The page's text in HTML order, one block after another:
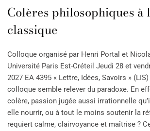
Colères philosophiques à
classique
Colloque organisé par Henri Portal et
Université Paris Est-Créteil Jeudi 28 et
2027 EA 4395 « Lettre, Idées, Savoirs »
colloque semble relever du paradoxe. En
colère, passion jugée aussi irrationnelle
elle nourrir, ou à tout le moins soutenir la
requiert calme, clairvoyance et maîtrise ?